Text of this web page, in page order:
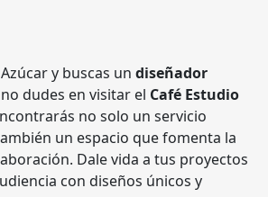
y buscas un diseñador
dudes en visitar el Café Estudio
no solo un servicio
un espacio que fomenta la
Dale vida a tus proyectos
con diseños únicos y